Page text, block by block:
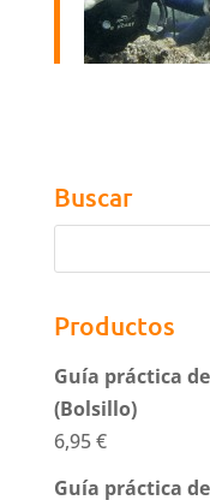
Buscar
Productos
Guía práctica
(Bolsillo)
6,95€
Guía práctica